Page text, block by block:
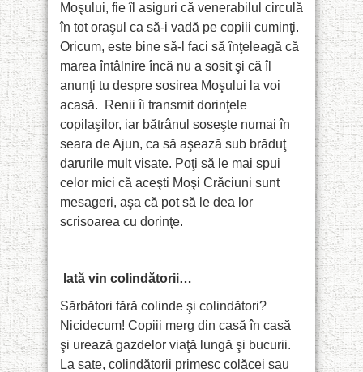
Moşului, fie îl asiguri că venerabilul circulă
în tot oraşul ca să-i vadă pe copiii cuminţi.
Oricum, este bine să-l faci să înţeleagă că
marea întâlnire încă nu a sosit şi că îl
anunţi tu despre sosirea Moşului la voi
acasă.
Renii îi transmit dorinţele
copilaşilor, iar bătrânul soseşte numai în
seara de Ajun, ca să aşează sub brăduţ
darurile mult visate. Poţi să le mai spui
celor mici că aceşti Moşi Crăciuni sunt
mesageri, aşa că pot să le dea lor
scrisoarea cu dorinţe.
Iată vin colindătorii…
Sărbători fără colinde şi colindători?
Nicidecum! Copiii merg din casă în casă
şi urează gazdelor viaţă lungă şi bucurii.
La sate, colindătorii primesc colăcei sau